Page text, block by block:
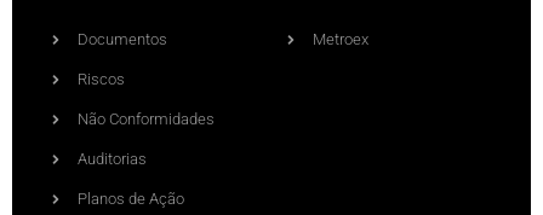
Documentos
Riscos
Não Conformidades
Auditorias
Planos de Ação
Metroex